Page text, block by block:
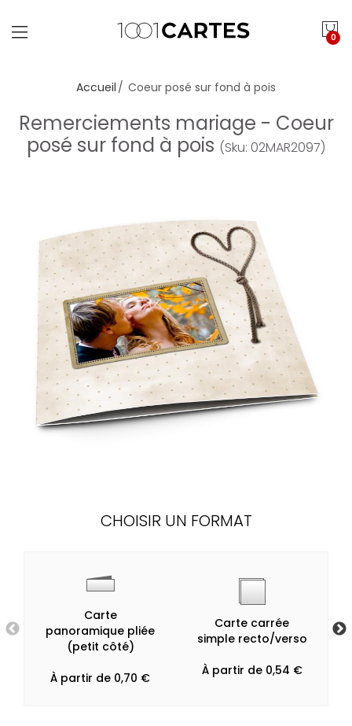
0
Accueil Coeur posé sur fond à pois
Remerciements mariage - Coeur
posé sur fond à pois (Sku: 02MAR2097)
CHOISIR UN FORMAT
Carte
panoramique pliée
(petit côté)
À partir de 0,70 €
Carte carrée
simple recto/verso
À partir de 0,54 €